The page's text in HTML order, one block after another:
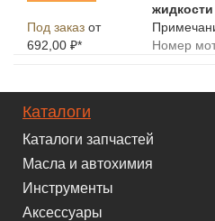
жидкости
Под заказ от
692,00 ₽*
Номер
Каталоги
Каталоги запчастей
Масла и автохимия
Инструменты
Аксессуары